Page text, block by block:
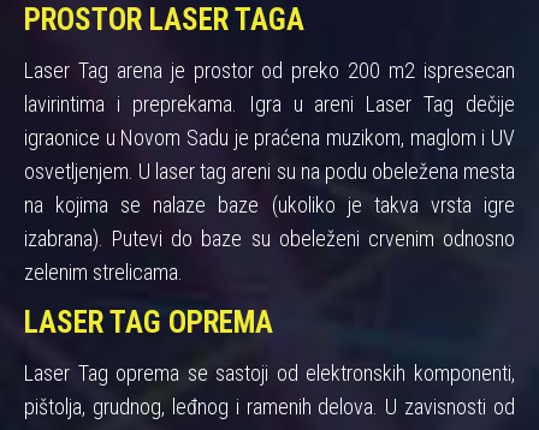
PROSTOR LASER TAGA
Laser Tag arena je prostor od preko 200 m2 ispresecan
lavirintima i preprekama. Igra u areni Laser Tag dečije
igraonice u Novom Sadu je praćena muzikom, maglom i UV
osvetljenjem. U laser tag areni su na podu obeležena mesta
na kojima se nalaze baze (ukoliko je takva vrsta igre
izabrana). Putevi do baze su obeleženi crvenim odnosno
zelenim strelicama.
LASER TAG OPREMA
Laser Tag oprema se sastoji od elektronskih komponenti,
pištolja, grudnog, leđnog i ramenih delova. U zavisnosti od